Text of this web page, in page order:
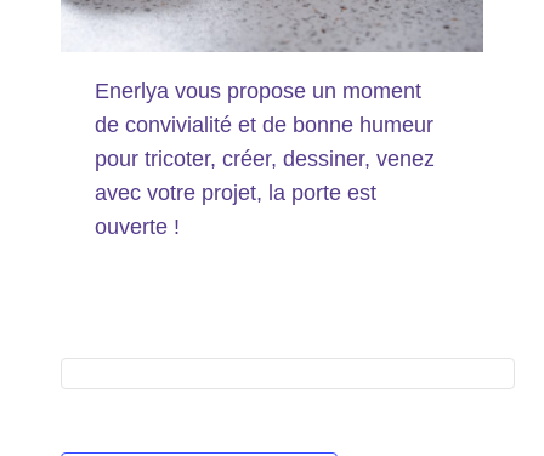
Enerlya vous propose un moment
de convivialité et de bonne humeur
pour tricoter, créer, dessiner, venez
avec votre projet, la porte est
ouverte !